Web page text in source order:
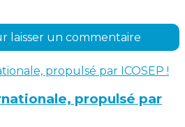
laisser un commentaire
propulsé par